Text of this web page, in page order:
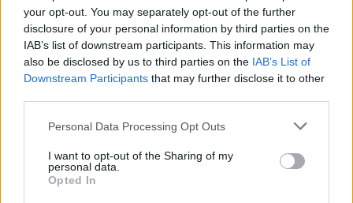
your opt-out. You may separately opt-out of the further
disclosure of your personal information by third parties on the
IAB’s list of downstream participants. This information may
also be disclosed by us to third parties on the IAB’s List of
Downstream Participants that may further disclose it to other
Personal Data Processing Opt Outs
I want to opt-out of the Sharing of my
personal data.
Opted In
PNȚCD (Pavelescu)
PNCR (Terheș)
Partidul Patrioților (Surugiu)